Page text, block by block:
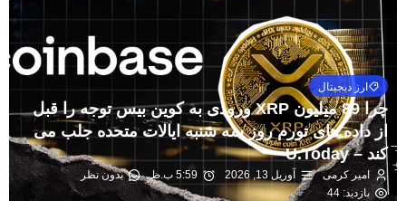
ارز دیجیتال
چرا 89 میلیون XRP ورودی به کوین بیس توجه را قبل
از داده های تورم روز سه شنبه ایالات متحده جلب می
کند – U.Today
امیر کرمی آوریل 13, 2026 5:59 ب.ظ
بدون نظر
بازدید: 44